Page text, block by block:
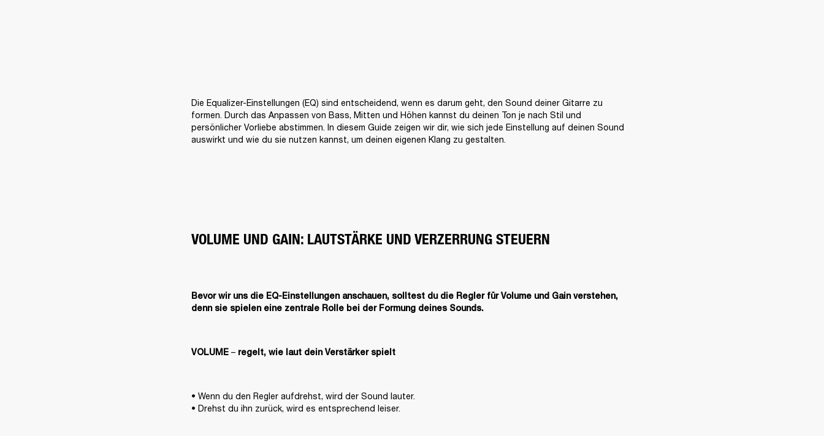
Die Equalizer-Einstellungen (EQ) sind entscheidend, wenn es darum geht, den Sound deiner Gitarre zu
formen. Durch das Anpassen von Bass, Mitten und Höhen kannst du deinen Ton je nach Stil und
persönlicher Vorliebe abstimmen. In diesem Guide zeigen wir dir, wie sich jede Einstellung auf deinen Sound
auswirkt und wie du sie nutzen kannst, um deinen eigenen Klang zu gestalten.
VOLUME UND GAIN: LAUTSTÄRKE UND VERZERRUNG STEUERN
Bevor wir uns die EQ-Einstellungen anschauen, solltest du die Regler für Volume und Gain verstehen,
denn sie spielen eine zentrale Rolle bei der Formung deines Sounds.
VOLUME – regelt, wie laut dein Verstärker spielt
• Wenn du den Regler aufdrehst, wird der Sound lauter.
• Drehst du ihn zurück, wird es entsprechend leiser.